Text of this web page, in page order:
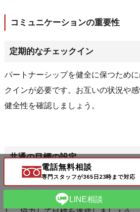
コミュニケーションの重要性
定期的なチェックイン
パートナーシップを健全に保つため
クインが必要です。お互いの状況や
健全性を確認しましょう。
共通の目標の設定
共通の目標や価値観を設定すること
気の誘惑から遠ざける助けになりま
電話無料相談
専門スタッフが365日23時まで対応
LINE相談